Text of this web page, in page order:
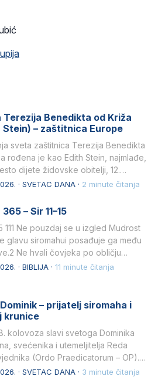
Terezija Benedikta od Križa
Stein) – zaštitnica Europe
sveta zaštitnica Terezija Benedikta
rođena je kao Edith Stein, najmlađe,
dijete židovske obitelji, 12.
1891, u Wrocławu…
· SVETAC DANA · 2 minute čitanja
– Sir 11–15
111 Ne pouzdaj se u izgled Mudrost
glavu siromahui posađuje ga među
Ne hvali čovjeka po obličju
· BIBLIJA · 11 minute čitanja
– prijatelj siromaha i
krunice
kolovoza slavi svetoga Dominika
svećenika i utemeljitelja Reda
(Ordo Praedicatorum – OP).
dubokom ljubavlju prema
· SVETAC DANA · 3 minute čitanja